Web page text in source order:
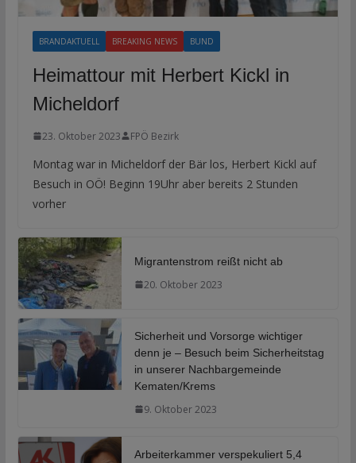
BRANDAKTUELL BREAKING NEWS BUND
Heimattour mit Herbert Kickl in
Micheldorf
23. Oktober 2023 FPÖ Bezirk
Montag war in Micheldorf der Bär los, Herbert Kickl auf
Besuch in OÖ! Beginn 19Uhr aber bereits 2 Stunden
vorher
Migrantenstrom reißt nicht ab
20. Oktober 2023
Sicherheit und Vorsorge wichtiger
denn je – Besuch beim Sicherheitstag
in unserer Nachbargemeinde
Kematen/Krems
9. Oktober 2023
Arbeiterkammer verspekuliert 5,4